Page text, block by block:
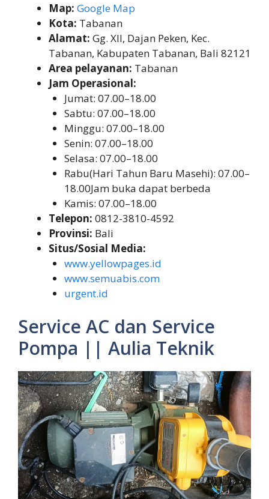
Map: Google Map
Kota: Tabanan
Alamat: Gg. XII, Dajan Peken, Kec.
Tabanan, Kabupaten Tabanan, Bali 82121
Area pelayanan: Tabanan
Jam Operasional:
Jumat: 07.00–18.00
Sabtu: 07.00–18.00
Minggu: 07.00–18.00
Senin: 07.00–18.00
Selasa: 07.00–18.00
Rabu(Hari Tahun Baru Masehi): 07.00–
18.00Jam buka dapat berbeda
Kamis: 07.00–18.00
Telepon: 0812-3810-4592
Provinsi: Bali
Situs/Sosial Media:
www.yellowpages.id
www.semuabis.com
urgent.id
Service AC dan Service
Pompa || Aulia Teknik